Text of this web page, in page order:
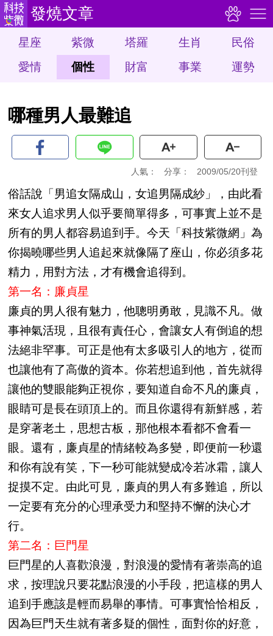
發燒文章
星座 紫微 塔羅 生肖
民俗
愛情
個性 財富 事業 運勢
哪種男人最難追
人氣： 分享： 2009/05/20刊登
俗話說「男追女隔成山，女追男隔成紗」，由此看
來女人追求男人似乎要簡單得多，可事實上並不是
所有的男人都容易追到手。今天「科技紫微網」為
你揭曉哪些男人追起來就像隔了座山，你必須多花
精力，用對方法，才有機會追得到。
第一名：廉貞星
廉貞的男人很有魅力，他聰明勇敢，見識不凡。做
事神氣活現，且很有責任心，會讓女人有倒追的想
法絕非罕事。可正是他有太多吸引人的地方，從而
也讓他有了高傲的資本。你若想追到他，首先就得
讓他的雙眼能夠正視你，要知道自命不凡的廉貞，
眼睛可是長在頭頂上的。而且你還得有新鮮感，若
是穿著老土，思想古板，那他根本看都不會看一
眼。還有，廉貞星的情緒較為多變，即便前一秒還
和你有說有笑，下一秒可能就變成冷若冰霜，讓人
捉摸不定。由此可見，廉貞的男人有多難追，所以
一定要有充分的心理承受力和堅持不懈的決心才
行。
第二名：巨門星
巨門星的人喜歡浪漫，對浪漫的愛情有著崇高的追
求，按理說只要花點浪漫的小手段，把這樣的男人
追到手應該是輕而易舉的事情。可事實恰恰相反，
因為巨門天生就有著多疑的個性，面對你的好意，